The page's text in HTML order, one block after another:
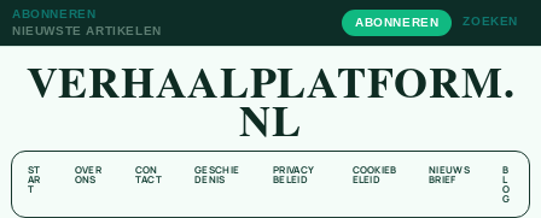
ABONNEREN
NIEUWSTE ARTIKELEN
ABONNEREN ZOEKEN
VERHAALPLATFORM.
NL
ST
AR
T
OVER
ONS
CON
TACT
GESCHIE
DENIS
PRIVACY
BELEID
COOKIEB
ELEID
NIEUWS
BRIEF
B
L
O
G